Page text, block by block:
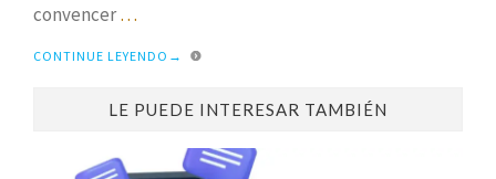
convencer…
CONTINUE LEYENDO →
LE PUEDE INTERESAR TAMBIÉN